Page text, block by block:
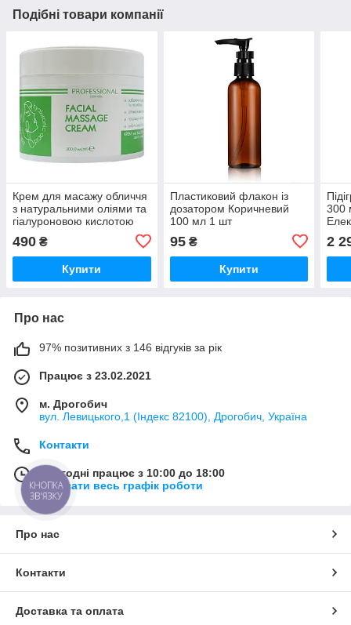
Подібні товари компанії
Крем для масажу обличчя
з натуральними оліями та
гіалуроновою кислотою
Здоров'я
490 ₴
Купити
Пластиковий флакон із
дозатором Коричневий
100 мл 1 шт
Багаторазовий флакон із
дозатором
95₴
Купити
300
2
Про нас
97% позитивних з 146 відгуків за рік
Працює з 23.02.2021
м. Дрогобич
вул. Левицького,1 (Індекс 82100), Дрогобич, Україна
Контакти
Сьогодні працює з 10:00 до 18:00
Показати весь графік роботи
Про нас
Контакти
Доставка та оплата
КНОПКА
ЗВ'ЯЗКУ